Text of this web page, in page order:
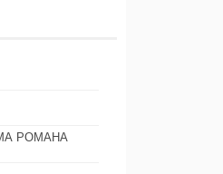
РОМАНА